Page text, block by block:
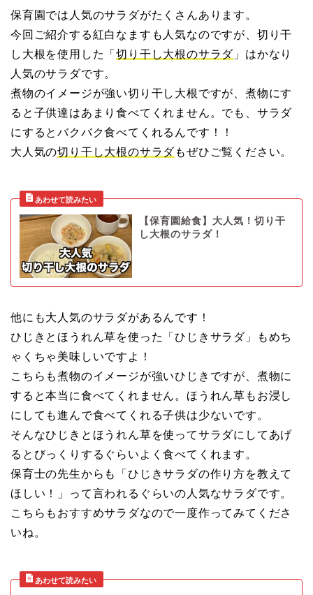
保育園では人気のサラダがたくさんあります。
今回ご紹介する紅白なますも人気なのですが、切り干
し大根を使用した「切り干し大根のサラダ 」はかなり
人気のサラダです。
煮物のイメージが強い切り干し大根ですが、煮物にす
ると子供達はあまり食べてくれません。でも、サラダ
にするとバクバク食べてくれるんです！！
大人気の切り干し大根のサラダもぜひご覧ください。
【保育園給食】大人気！切り干
し大根のサラダ！
他にも大人気のサラダがあるんです！
ひじきとほうれん草を使った「ひじきサラダ」もめち
ゃくちゃ美味しいですよ！
こちらも煮物のイメージが強いひじきですが、煮物に
すると本当に食べてくれません。ほうれん草もお浸し
にしても進んで食べてくれる子供は少ないです。
そんなひじきとほうれん草を使ってサラダにしてあげ
るとびっくりするぐらいよく食べてくれます。
保育士の先生からも「ひじきサラダの作り方を教えて
ほしい！」って言われるぐらいの人気なサラダです。
こちらもおすすめサラダなので一度作ってみてくださ
いね。